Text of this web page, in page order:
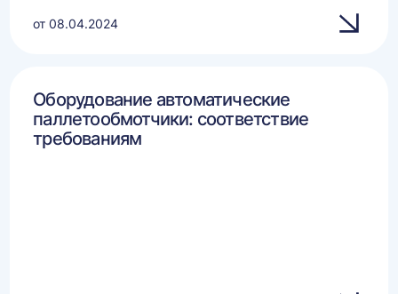
от 08.04.2024
Оборудование автоматические
паллетообмотчики: соответствие
требованиям